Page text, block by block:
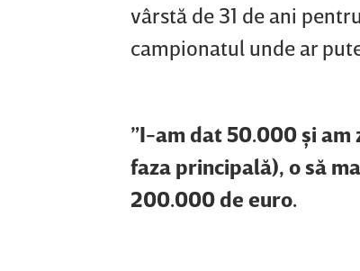
vârstă de 31 de ani
campionatul unde ar
”I-am dat 50.000 şi am
faza principală), o să
200.000 de euro.